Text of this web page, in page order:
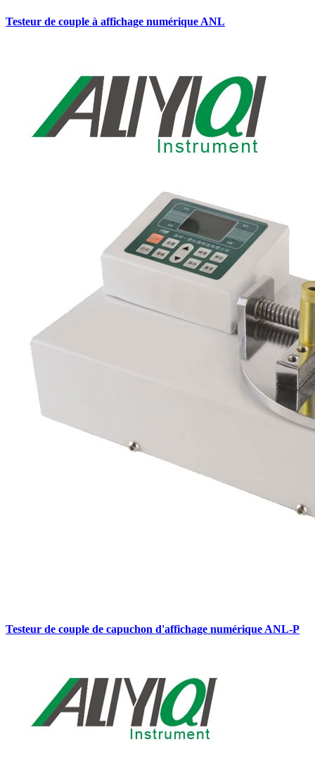
Testeur de couple à affichage numérique ANL
Testeur de couple de capuchon d'affichage numérique ANL-P